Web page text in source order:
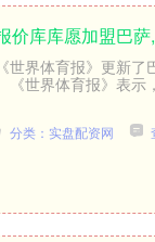
价库库愿加盟巴
世界体育报》更新
《世界体育报》表
分类：实盘配资网